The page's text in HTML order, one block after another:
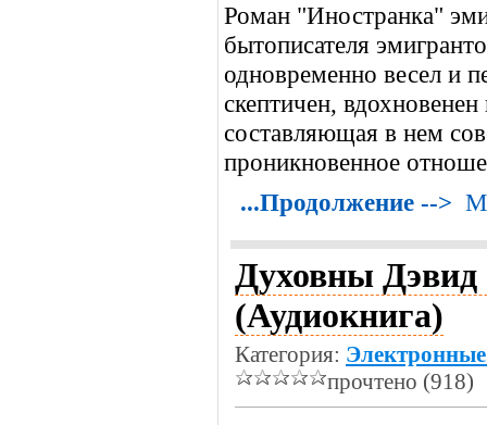
Роман "Иностранка"
бытописателя
одновременно весел и
скептичен,
составляющая в нем
проникновенное
...Продолжение -->
Духовны
(Аудиокнига)
Категория:
прочтено (918)